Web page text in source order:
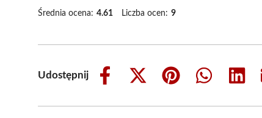
Średnia ocena: 4.61 Liczba ocen: 9
Udostępnij
Share
Share
(Twitter)
Share
Share
Share